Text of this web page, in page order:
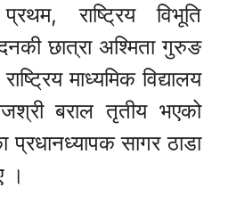
राष्ट्रिय विभूति
छात्रा अश्मिता गुरुङ
माध्यमिक विद्यालय
बराल तृतीय भएको
प्रधानध्यापक सागर ठाडा
।